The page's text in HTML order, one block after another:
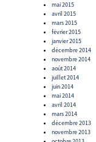
mai 2015
avril 2015
mars 2015
février 2015
janvier 2015
décembre 2014
novembre 2014
août 2014
juillet 2014
juin 2014
mai 2014
avril 2014
mars 2014
décembre 2013
novembre 2013